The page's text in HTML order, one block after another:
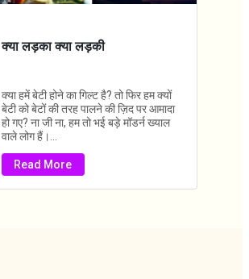
क्या लड़का क्या लड़की
क्या हमें बेटी होने का गिल्ट है? तो फिर हम क्यों
बेटी को बेटों की तरह पालने की ज़िद पर आमादा
हो गए? ना जी ना, हम तो भई बड़े मॉडर्न ख्याल
वाले लोग हैं।...
Read More